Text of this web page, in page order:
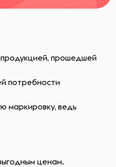
прошедшей
потребности
маркировку, ведь
ценам.